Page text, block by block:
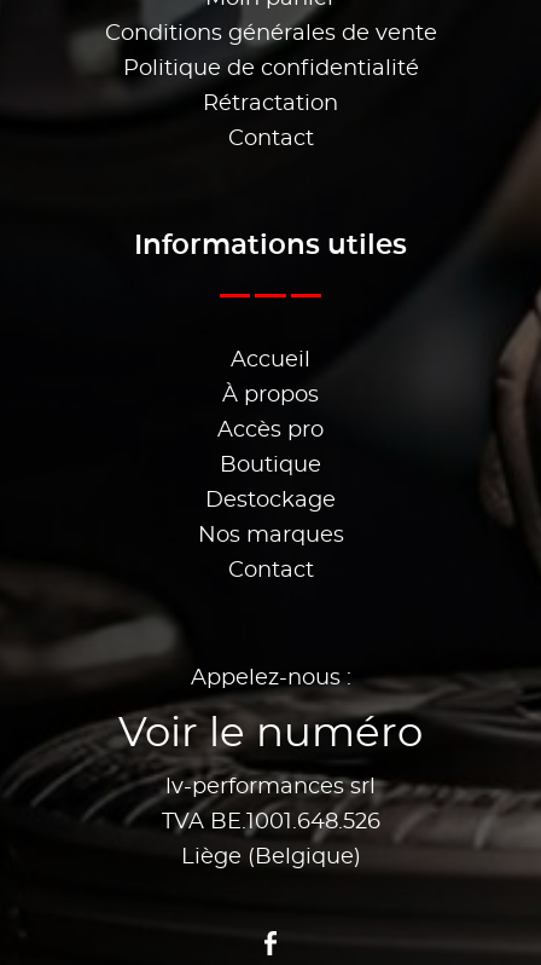
Conditions générales de vente
Politique de confidentialité
Rétractation
Contact
Informations utiles
Accueil
À propos
Accès pro
Boutique
Destockage
Nos marques
Contact
Appelez-nous :
Voir le numéro
lv-performances srl
TVA BE.1001.648.526
Liège (Belgique)